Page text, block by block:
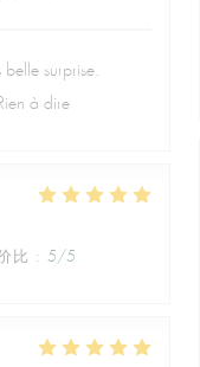
surprise.
à dire
比 : 5/5